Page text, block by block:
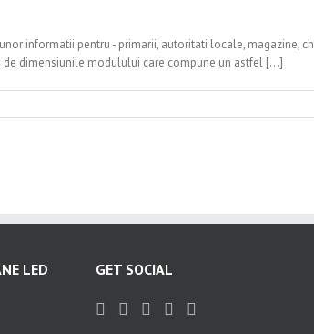
informatii pentru - primarii, autoritati locale, magazine,
dimensiunile modulului care compune un astfel [...]
LED GET SOCIAL